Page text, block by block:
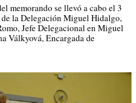
memorando se llevó a cabo el 3
la Delegación Miguel Hidalgo,
Jefe Delegacional en Miguel
Válkyová, Encargada de